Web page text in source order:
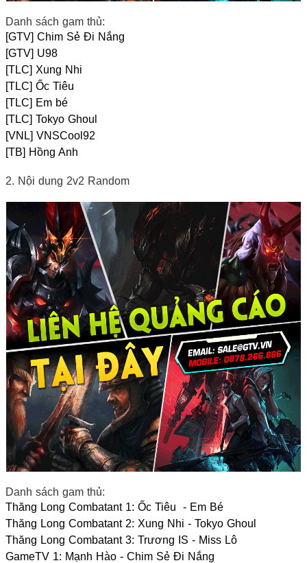
Danh sách gam thủ:
[GTV] Chim Sẻ Đi Nắng
[GTV] U98
[TLC] Xung Nhi
[TLC] Ốc Tiêu
[TLC] Em bé
[TLC] Tokyo Ghoul
[VNL] VNSCool92
[TB] Hồng Anh
2. Nội dung 2v2 Random
Danh sách gam thủ:
Thăng Long Combatant 1: Ốc Tiêu - Em Bé
Thăng Long Combatant 2: Xung Nhi - Tokyo Ghoul
Thăng Long Combatant 3: Trương IS - Miss Lô
GameTV 1: Mạnh Hào - Chim Sẻ Đi Nắng